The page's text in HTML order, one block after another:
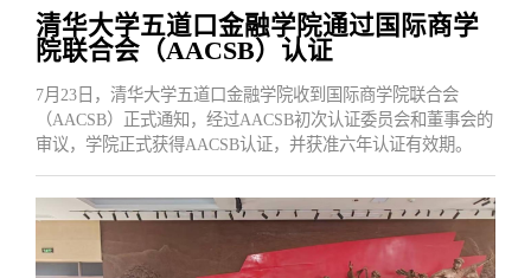
清华大学五道口金融学院通过国际商学
院联合会（AACSB）认证
7月23日，清华大学五道口金融学院收到国际商学院联合会
（AACSB）正式通知，经过AACSB初次认证委员会和董事会的
审议，学院正式获得AACSB认证，并获准六年认证有效期。